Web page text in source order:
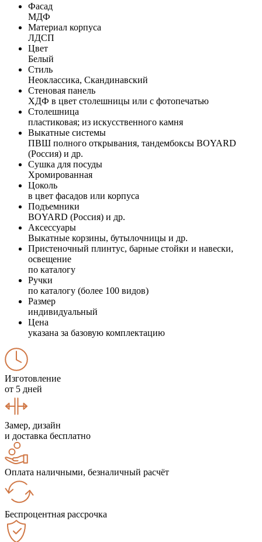
Фасад
МДФ
Материал корпуса
ЛДСП
Цвет
Белый
Стиль
Неоклассика, Скандинавский
Стеновая панель
ХДФ в цвет столешницы или с фотопечатью
Столешница
пластиковая; из искусственного камня
Выкатные системы
ПВШ полного открывания, тандембоксы BOYARD
(Россия) и др.
Сушка для посуды
Хромированная
Цоколь
в цвет фасадов или корпуса
Подъемники
BOYARD (Россия) и др.
Аксессуары
Выкатные корзины, бутылочницы и др.
Пристеночный плинтус, барные стойки и навески,
освещение
по каталогу
Ручки
по каталогу (более 100 видов)
Размер
индивидуальный
Цена
указана за базовую комплектацию
Изготовление
от 5 дней
Замер, дизайн
и доставка бесплатно
Оплата наличными, безналичный расчёт
Беспроцентная рассрочка